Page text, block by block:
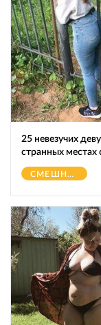
25 невезучих
странных
СМЕШНОЕ